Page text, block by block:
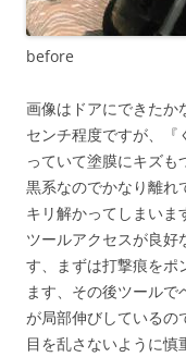
before
画像はドアにできたか
センチ程度ですが、『
っていて塗膜にキズ
黒系なのでかなり離れ
キリ解かってしまいま
ツールアクセスが良好
す、まずは打撃痕をポ
ます、その後ツール
が局部伸びしているの
目を乱さないように慎